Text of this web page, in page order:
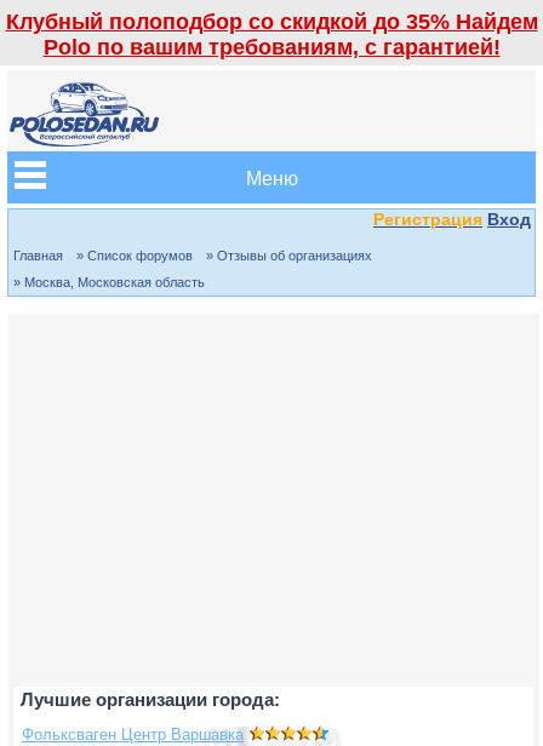
Клубный полоподбор со скидкой до 35% Найдем
Polo по вашим требованиям, с гарантией!
Меню
Регистрация Вход
Главная » Список форумов
» Отзывы об организациях
» Москва, Московская область
Лучшие организации города:
Фольксваген Центр Варшавка